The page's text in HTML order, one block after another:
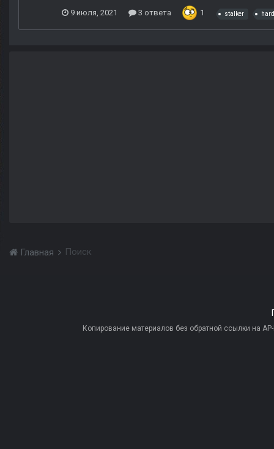
9 июля, 2021 3 ответа 1 stalker hard
Главная Поиск
Копирование материалов без обратной ссылки на